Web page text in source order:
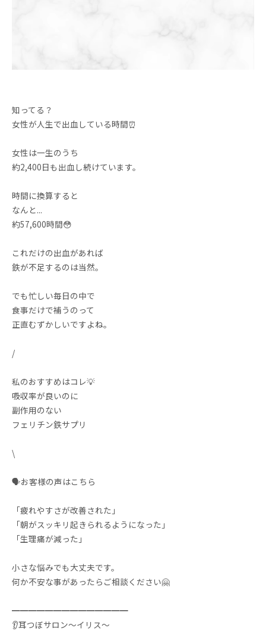
知ってる？
女性が人生で出血している時間⏰
女性は一生のうち
約2,400日も出血し続けています。
時間に換算すると
なんと...
約57,600時間😳
これだけの出血があれば
鉄が不足するのは当然。
でも忙しい毎日の中で
食事だけで補うのって
正直むずかしいですよね。
/
私のおすすめはコレ💡
吸収率が良いのに
副作用のない
フェリチン鉄サプリ
\
🗣️お客様の声はこちら
「疲れやすさが改善された」
「朝がスッキリ起きられるようになった」
「生理痛が減った」
小さな悩みでも大丈夫です。
何か不安な事があったらご相談ください🤗
━━━━━━━━━━━━━━
👂️耳つぼサロン〜イリス〜